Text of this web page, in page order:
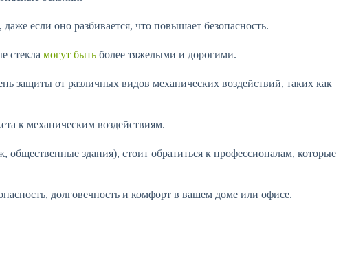
если оно разбивается, что повышает безопасность.
стекла могут быть более тяжелыми и дорогими.
защиты от различных видов механических воздействий, таких как
к механическим воздействиям.
здания), стоит обратиться к профессионалам, которые
долговечность и комфорт в вашем доме или офисе.